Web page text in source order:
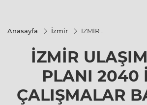
Anasayfa İzmir
İZMİR
ÇALIŞMALAR
BAŞLADI
İZMİR
PLANI 2040
ÇALIŞMALAR